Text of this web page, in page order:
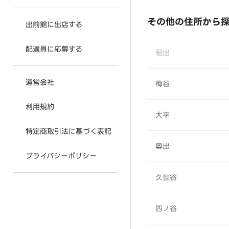
出前館に出店する
配達員に応募する
運営会社
利用規約
特定商取引法に基づく表記
プライバシーポリシー
その他の住所から
稲出
梅谷
大平
奥出
久世谷
四ノ谷